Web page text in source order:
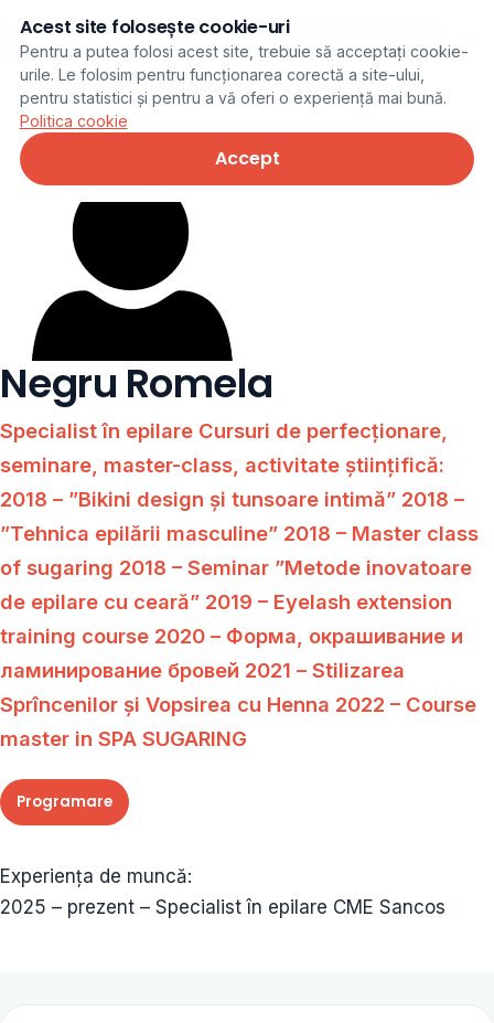
Programare online
Negru Romela
Specialist în epilare Cursuri de perfecționare,
seminare, master-class, activitate științifică:
2018 – ”Bikini design și tunsoare intimă” 2018 –
”Tehnica epilării masculine” 2018 – Master class
of sugaring 2018 – Seminar ”Metode inovatoare
de epilare cu ceară” 2019 – Eyelash extension
training course 2020 – Форма, окрашивание и
ламинирование бровей 2021 – Stilizarea
Sprîncenilor și Vopsirea cu Henna 2022 – Course
master in SPA SUGARING
Programare
Experiența de muncă:
2025 – prezent – Specialist în epilare CME Sancos
Acest site folosește cookie-uri
Pentru a putea folosi acest site, trebuie să acceptați cookie-
urile. Le folosim pentru funcționarea corectă a site-ului,
pentru statistici și pentru a vă oferi o experiență mai bună.
Politica cookie
Accept